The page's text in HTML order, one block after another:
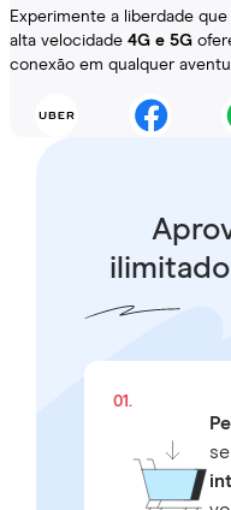
Experimente a liberdade
alta velocidade 4G e 5G
conexão em qualquer
01.